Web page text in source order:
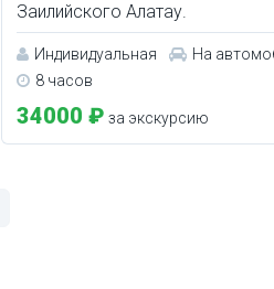
Заилийского Алатау.
Индивидуальная
На
8 часов
34000 ₽ за экскурсию